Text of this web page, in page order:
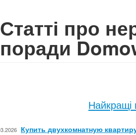
Статті про
поради
Найкращі
Купить двухкомнатную